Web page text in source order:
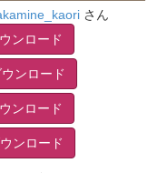
さん
ンロード
ンロード
ンロード
ンロード